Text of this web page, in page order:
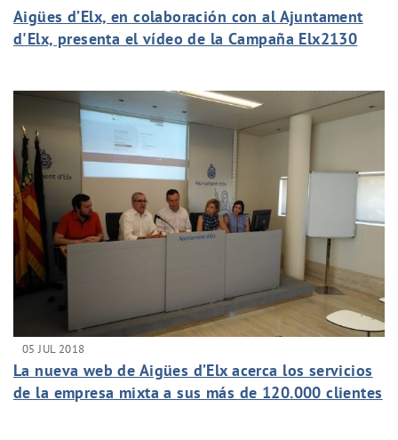
Aigües d’Elx, en colaboración con al Ajuntament
d'Elx, presenta el vídeo de la Campaña Elx2130
05 JUL 2018
La nueva web de Aigües d’Elx acerca los servicios
de la empresa mixta a sus más de 120.000 clientes